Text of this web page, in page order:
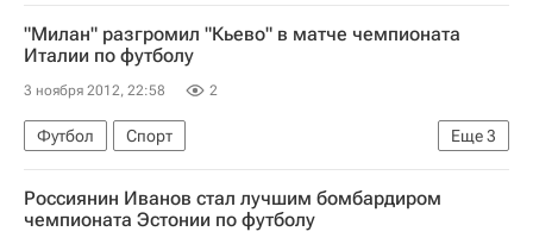
"Милан" разгромил "Кьево" в матче чемпионата
Италии по футболу
3 ноября 2012, 22:58 2
Еще3
Футбол
Спорт
Серия А 2026-2027 (Чемпионат Италии по футболу)
Кьево
Милан
Россиянин Иванов стал лучшим бомбардиром
чемпионата Эстонии по футболу